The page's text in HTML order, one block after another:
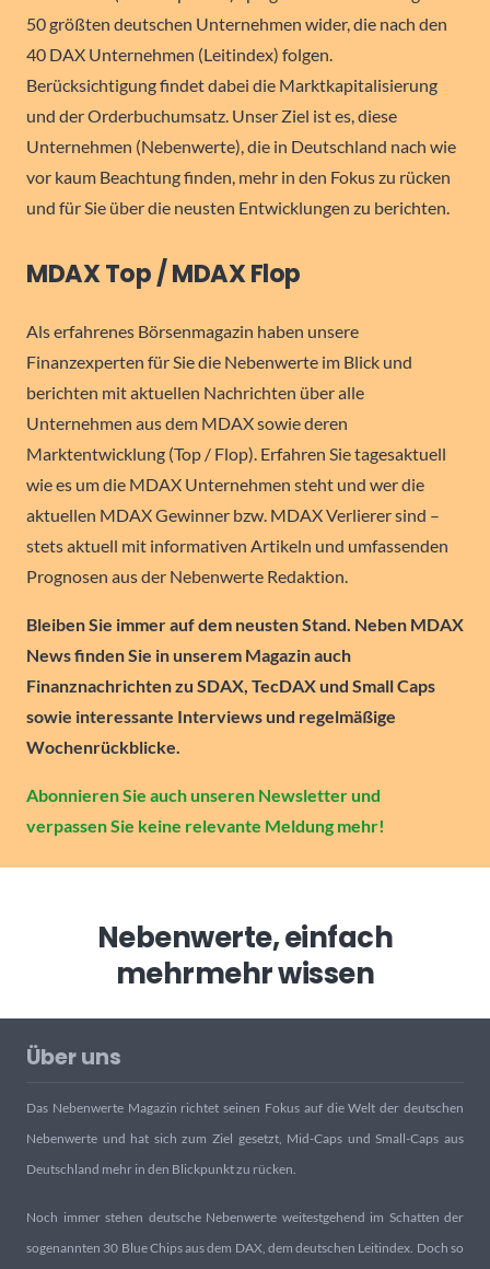
50 größten deutschen Unternehmen wider, die nach den
40 DAX Unternehmen (Leitindex) folgen.
Berücksichtigung findet dabei die Marktkapitalisierung
und der Orderbuchumsatz. Unser Ziel ist es, diese
Unternehmen (Nebenwerte), die in Deutschland nach wie
vor kaum Beachtung finden, mehr in den Fokus zu rücken
und für Sie über die neusten Entwicklungen zu berichten.
MDAX Top / MDAX Flop
Als erfahrenes Börsenmagazin haben unsere
Finanzexperten für Sie die Nebenwerte im Blick und
berichten mit aktuellen Nachrichten über alle
Unternehmen aus dem MDAX sowie deren
Marktentwicklung (Top / Flop). Erfahren Sie tagesaktuell
wie es um die MDAX Unternehmen steht und wer die
aktuellen MDAX Gewinner bzw. MDAX Verlierer sind –
stets aktuell mit informativen Artikeln und umfassenden
Prognosen aus der Nebenwerte Redaktion.
Bleiben Sie immer auf dem neusten Stand. Neben MDAX
News finden Sie in unserem Magazin auch
Finanznachrichten zu SDAX, TecDAX und Small Caps
sowie interessante Interviews und regelmäßige
Wochenrückblicke.
Abonnieren Sie auch unseren Newsletter und
verpassen Sie keine relevante Meldung mehr!
Nebenwerte, einfach
mehrmehr wissen
Über uns
Das Nebenwerte Magazin richtet seinen Fokus auf die Welt der deutschen
Nebenwerte und hat sich zum Ziel gesetzt, Mid-Caps und Small-Caps aus
Deutschland mehr in den Blickpunkt zu rücken.
Noch immer stehen deutsche Nebenwerte weitestgehend im Schatten der
sogenannten 30 Blue Chips aus dem DAX, dem deutschen Leitindex. Doch so